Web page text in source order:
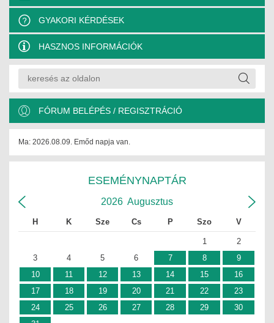
GYAKORI KÉRDÉSEK
HASZNOS INFORMÁCIÓK
FÓRUM BELÉPÉS / REGISZTRÁCIÓ
Ma: 2026.08.09. Emőd napja van.
ESEMÉNYNAPTÁR
2026 Augusztus
H K Sze Cs P Szo V
1
2
3
4 5 6 7 8
9
10
11 12 13 14 15
16
17
18 19 20 21 22
23
24
25 26 27 28 29
30